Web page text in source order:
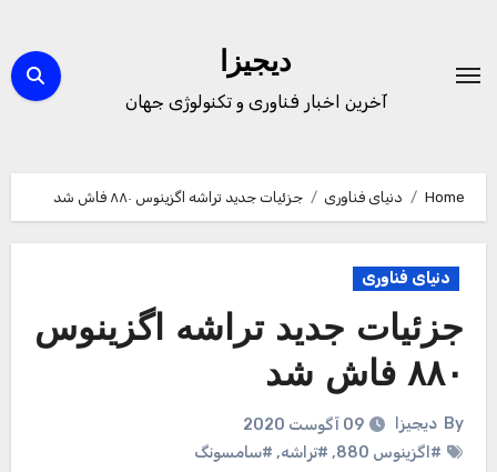
content
دیجیزا
آخرین اخبار فناوری و تکنولوژی جهان
Home دنیای فناوری جزئیات جدید تراشه اگزینوس ۸۸۰ فاش شد
دنیای فناوری
جزئیات جدید تراشه اگزینوس
۸۸۰ فاش شد
By دیجیزا
09 آگوست 2020
#اگزینوس 880
, #تراشه, #سامسونگ